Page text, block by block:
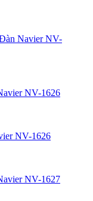
Navier NV-
NV-1626